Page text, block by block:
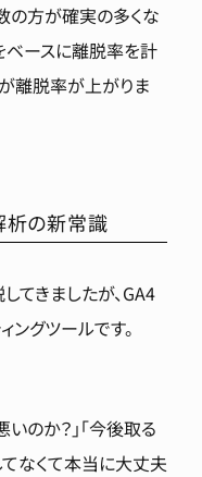
の方が確実の多くな
ベースに離脱率を計
離脱率が上がりま
析の新常識
てきましたが、GA4
グツールです。
のか？」「今後取る
なくて本当に大丈夫